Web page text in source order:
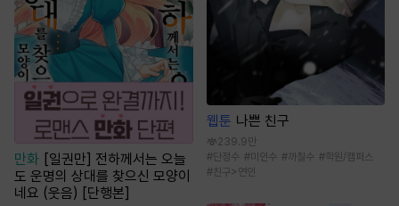
만화 [일권만] 전하께서는 오늘
도 운명의 상대를 찾으신 모양이
네요 (웃음) [단행본]
웹툰 나쁜 친구
239.9만
#단정수 #미인수 #까칠수 #학원/캠퍼스
#친구>연인